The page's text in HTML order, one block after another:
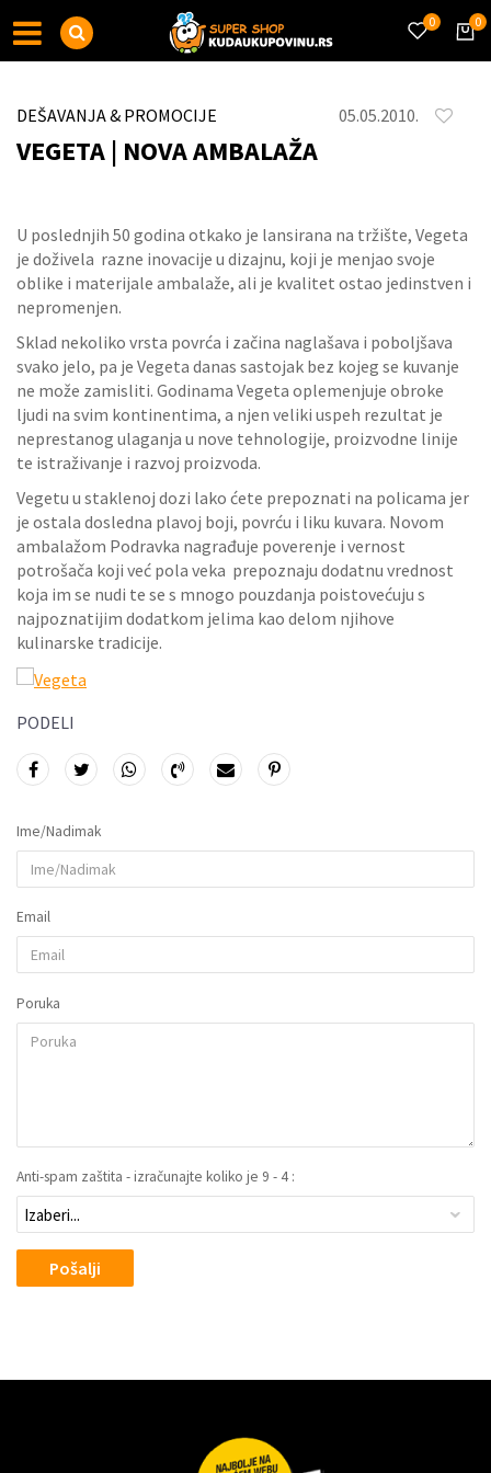
0
0
DEŠAVANJA & PROMOCIJE 05.05.2010.
VEGETA | NOVA AMBALAŽA
U poslednjih 50 godina otkako je lansirana na tržište, Vegeta
je doživela razne inovacije u dizajnu, koji je menjao svoje
oblike i materijale ambalaže, ali je kvalitet ostao jedinstven i
nepromenjen.
Sklad nekoliko vrsta povrća i začina naglašava i poboljšava
svako jelo, pa je Vegeta danas sastojak bez kojeg se kuvanje
ne može zamisliti. Godinama Vegeta oplemenjuje obroke
ljudi na svim kontinentima, a njen veliki uspeh rezultat je
neprestanog ulaganja u nove tehnologije, proizvodne linije
te istraživanje i razvoj proizvoda.
Vegetu u staklenoj dozi lako ćete prepoznati na policama jer
je ostala dosledna plavoj boji, povrću i liku kuvara. Novom
ambalažom Podravka nagrađuje poverenje i vernost
potrošača koji već pola veka prepoznaju dodatnu vrednost
koja im se nudi te se s mnogo pouzdanja poistovećuju s
najpoznatijim dodatkom jelima kao delom njihove
kulinarske tradicije.
PODELI
Ime/Nadimak
Email
Poruka
Anti-spam zaštita - izračunajte koliko je 9 - 4 :
Pošalji